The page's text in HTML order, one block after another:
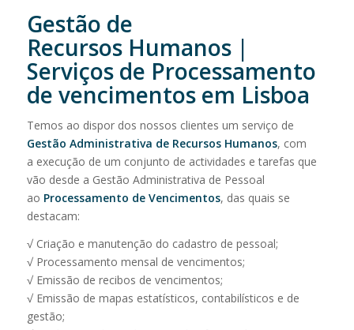
Gestão de
Recursos Humanos |
Serviços de Processamento
de vencimentos em Lisboa
Temos ao dispor dos nossos clientes um serviço de
Gestão Administrativa de Recursos Humanos, com
a execução de um conjunto de actividades e tarefas que
vão desde a Gestão Administrativa de Pessoal
ao Processamento de Vencimentos, das quais se
destacam:
√ Criação e manutenção do cadastro de pessoal;
√ Processamento mensal de vencimentos;
√ Emissão de recibos de vencimentos;
√ Emissão de mapas estatísticos, contabilísticos e de
gestão;